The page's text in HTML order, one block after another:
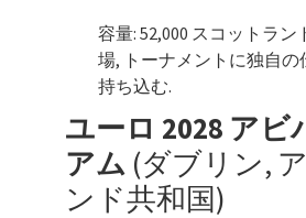
容量: 52,000 スコットラ
場, トーナメントに独自の
持ち込む.
ユーロ 2028 アビ
アム (ダブリン,
ンド共和国)